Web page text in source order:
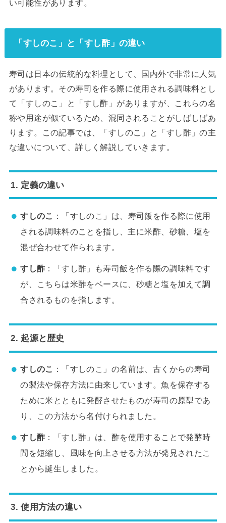
い可能性があります。
「すしのこ」と「すし酢」の違い
寿司は日本の伝統的な料理として、国内外で非常に人気
があります。その寿司を作る際に使用される調味料とし
て「すしのこ」と「すし酢」がありますが、これらの名
称や用途が似ているため、混同されることがしばしばあ
ります。この記事では、「すしのこ」と「すし酢」の主
な違いについて、詳しく解説していきます。
1. 定義の違い
すしのこ
：「すしのこ」は、寿司飯を作る際に使用
される調味料のことを指し、主に米酢、砂糖、塩を
混ぜ合わせて作られます。
すし酢：「すし酢」も寿司飯を作る際の調味料です
が、こちらは米酢をベースに、砂糖と塩を加えて調
合されるものを指します。
2. 起源と歴史
すしのこ
：「すしのこ」の名前は、古くからの寿司
の製法や保存方法に由来しています。魚を保存する
ために米とともに発酵させたものが寿司の原型であ
り、この方法から名付けられました。
すし酢：「すし酢」は、酢を使用することで発酵時
間を短縮し、風味を向上させる方法が発見されたこ
とから誕生しました。
3. 使用方法の違い